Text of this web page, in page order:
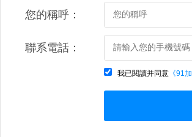
您的稱呼：
聯系電話：
我已閱讀并同意 《91